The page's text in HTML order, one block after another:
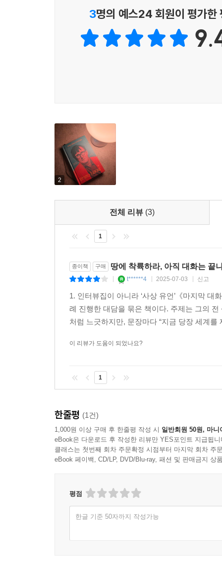
브뤼노 라투르의 희망 어린 초대
그래서 라투르는 늘 집단과 장치의 도움을 받아
실행을 결합한 전시나 연극, 퍼포먼스 등 텍스
때문에 나보다 그 문제를 더 잘 아는 전문가나
청”했던 것이다.
역할을 한다. 라투르에게 철학은 이런 것이었기
생태학적 문제에 대한 사유가 시작된 이후로 ‘
근대성은 현실을 떠나 뜬구름 위에 수립된 것임
20년은 좀더 나을 거라고, 왜냐하면 ‘마침내 우리
우리는 비로소 착륙했을 거예요. 이전 20년 동안
소화될 수 있을 겁니다. 우리는 결국 우리를 거
겁니다._181쪽
이 메시지는 미래를 절망하기보다 직접 그 미래
3명의 예스24 회원이 평가한
2
전체 리뷰 (3)
1
종이책 구매 땅에 착륙하라, 아직 대화는 끝
t******4 2025-07-03 신고
1. 인터뷰집이 아니라 ‘사상 유언’《마지막
례 진행한 대담을 묶은 책이다. 주제는 그의
처럼 느긋하지만, 문장마다 “지금 당장 세계
이 리뷰가 도움이 되었나요?
1
한줄평 (1건)
1,000원 이상 구매 후 한줄평 작성 시 일반회원 50원, 마니
eBook은 다운로드 후 작성한 리뷰만 YES포인트 지급됩니
클래스는 첫번째 회차 주문확정 시점부터 마지막 회차 주
eBook 페이백, CD/LP, DVD/Blu-ray, 패션 및 판매금지 상
평점
한글 기준 50자까지 작성가능